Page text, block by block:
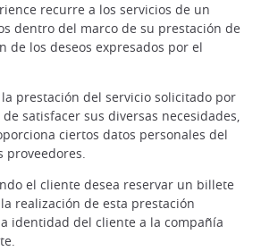
recurre a los servicios de un
dentro del marco de su prestación de
de los deseos expresados por el
prestación del servicio solicitado por
satisfacer sus diversas necesidades,
ciertos datos personales del
proveedores.
el cliente desea reservar un billete
realización de esta prestación
identidad del cliente a la compañía